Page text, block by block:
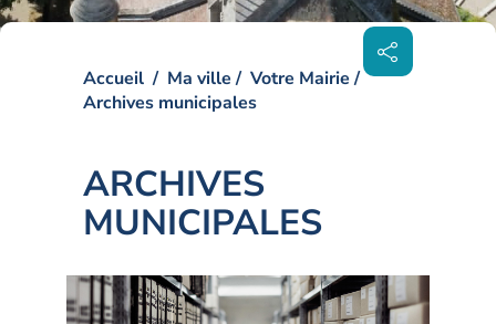
Accueil Ma ville
Votre Mairie
Archives municipales
Partager
sur les
réseaux
sociaux
ARCHIVES
MUNICIPALES